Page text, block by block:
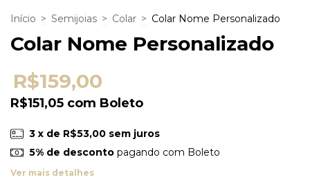
Início > Semijoias > Colar > Colar Nome Personalizado
Colar Nome Personalizado
R$159,00
R$151,05 com Boleto
3 x de R$53,00 sem juros
5% de descontopagando com Boleto
Ver mais detalhes